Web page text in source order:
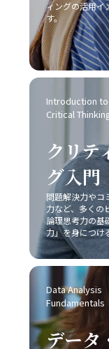
取り入れること
の向上を実現で
ョンスキルを磨
ビジネスパーソ
ります。
本記事では、「
力」における重
現場での実践方
ジネスにおいて
はなく、相手に
であり、論理
況に応じた柔軟
スマンはこの能
外のステーク
績向上や自ら
なります。 また、コミュニケーションの成功は意識的な目
的設定と適切
中で自らの発
っているかを検
ンとしては、ま
ながら「論理」
信頼構築およ
も、技術の進化
ニケーション
い、柔軟な対応
的に、「ビジネ
ける本質は、発
を正確に理解
とを示しています。 レッドオーシャンとブル
の使い分け レッドオーシャン市場における戦略と対比し
て、ブルーオー
を目指すアプロ
場の枠にとらわ
るため、一見す
どちらの戦略
らには市場環境
慎重な分析が
おいては、既
自社の独自性
るかが非常に重要な要
家電メーカーが
がらも、成熟市
業が限定された
新たな需要を創
応じた戦略を展
の市場戦略を採
両面を的確に把
を実践すること
に向けた心構えと今後の展望
実践するため
実際のビジネ
られます。まず
ー機能やタイム
で、先延ばし癖
したツールも万
い、根本的な解
は真の意味で実現され
の改善」は、
なテーマです
ストレスの蓄積
機会の逸失とい
自己管理能力
的背景や業務
た、具体的な
あると考えられ
というシンプル
歩を踏み出すこ
降の作業がスム
単に実行可能な
験を積み重ねる
やがて大きな課
ります。 さら
ることも、先延
雑音や不要な
る工夫は、業務
設定し、進捗状
ィングの活用イ
す。
Introduction to
Critical
クリテ
グ入門
問題解決力やコ
力など、多くの
論理思考力の基
力」を身につけ
Data Analysis
Fundamentals
データ